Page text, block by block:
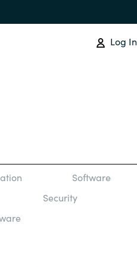
Log In
Australia
Czechia
Software
Security